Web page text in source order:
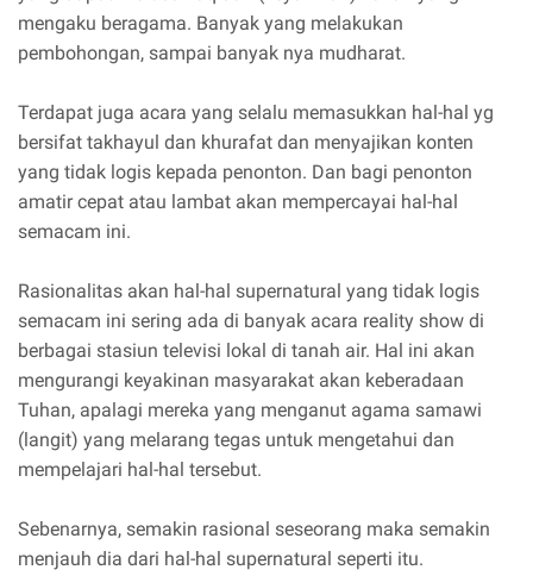
mengaku beragama. Banyak yang melakukan
pembohongan, sampai banyak nya mudharat.
Terdapat juga acara yang selalu memasukkan hal-hal yg
bersifat takhayul dan khurafat dan menyajikan konten
yang tidak logis kepada penonton. Dan bagi penonton
amatir cepat atau lambat akan mempercayai hal-hal
semacam ini.
Rasionalitas akan hal-hal supernatural yang tidak logis
semacam ini sering ada di banyak acara reality show di
berbagai stasiun televisi lokal di tanah air. Hal ini akan
mengurangi keyakinan masyarakat akan keberadaan
Tuhan, apalagi mereka yang menganut agama samawi
(langit) yang melarang tegas untuk mengetahui dan
mempelajari hal-hal tersebut.
Sebenarnya, semakin rasional seseorang maka semakin
menjauh dia dari hal-hal supernatural seperti itu.